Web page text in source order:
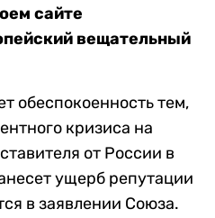
сайте
вещательный
обеспокоенность тем,
кризиса на
от России в
ущерб репутации
в заявлении Союза.